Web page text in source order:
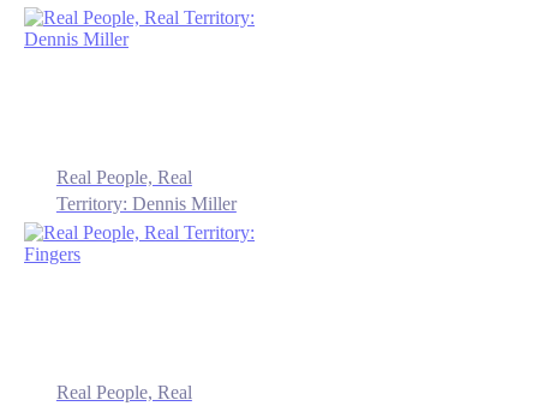
Real People, Real
Territory: Dennis Miller
Real People, Real